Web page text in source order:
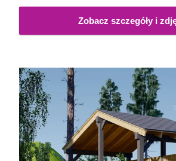
Zobacz szczegóły i